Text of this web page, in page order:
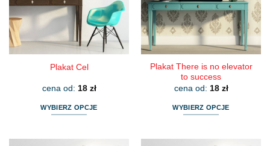
wybrać
na
stronie
produktu
wybrać
na
stronie
produktu
Plakat Cel
cena od: 18 zł
WYBIERZ OPCJE
Plakat There is no elevator
to success
cena od: 18 zł
WYBIERZ OPCJE